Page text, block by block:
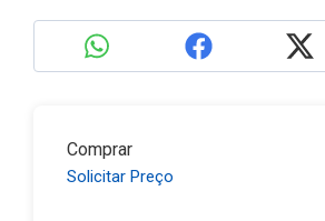
Comprar
Solicitar Preço